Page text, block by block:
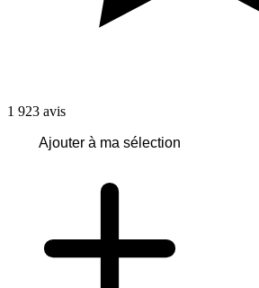
1 923 avis
Ajouter à ma sélection